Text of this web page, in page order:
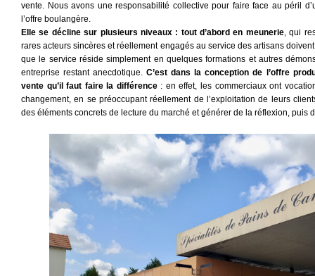
vente. Nous avons une responsabilité collective pour faire face au péril
l’offre boulangère.
Elle se décline sur plusieurs niveaux : tout d’abord en meunerie, qui
rares acteurs sincères et réellement engagés au service des artisans
que le service réside simplement en quelques formations et autres
entreprise restant anecdotique.C’est dans la conception de l’offre
vente qu’il faut faire la différence: en effet, les commerciaux ont
changement, en se préoccupant réellement de l’exploitation de leurs
des éléments concrets de lecture du marché et générer de la réflexion, puis